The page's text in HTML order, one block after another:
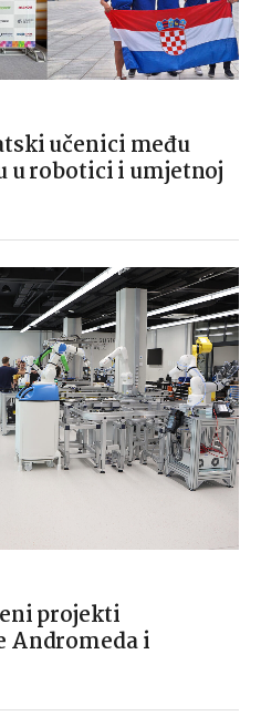
učenici među
u robotici i umjetnoj
projekti
Andromeda i